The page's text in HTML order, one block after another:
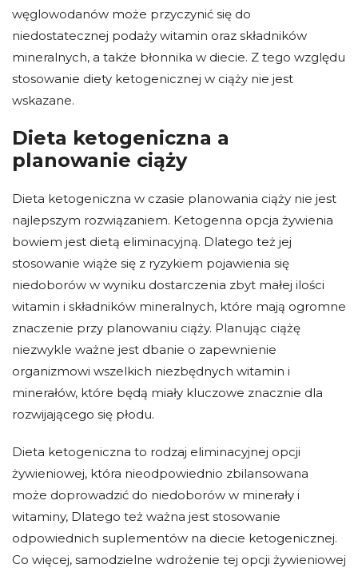
węglowodanów może przyczynić się do
niedostatecznej podaży witamin oraz składników
mineralnych, a także błonnika w diecie. Z tego względu
stosowanie diety ketogenicznej w ciąży nie jest
wskazane.
Dieta ketogeniczna a
planowanie ciąży
Dieta ketogeniczna w czasie planowania ciąży nie jest
najlepszym rozwiązaniem. Ketogenna opcja żywienia
bowiem jest dietą eliminacyjną. Dlatego też jej
stosowanie wiąże się z ryzykiem pojawienia się
niedoborów w wyniku dostarczenia zbyt małej ilości
witamin i składników mineralnych, które mają ogromne
znaczenie przy planowaniu ciąży. Planując ciążę
niezwykle ważne jest dbanie o zapewnienie
organizmowi wszelkich niezbędnych witamin i
minerałów, które będą miały kluczowe znacznie dla
rozwijającego się płodu.
Dieta ketogeniczna to rodzaj eliminacyjnej opcji
żywieniowej, która nieodpowiednio zbilansowana
może doprowadzić do niedoborów w minerały i
witaminy, Dlatego też ważna jest stosowanie
odpowiednich suplementów na diecie ketogenicznej.
Co więcej, samodzielne wdrożenie tej opcji żywieniowej